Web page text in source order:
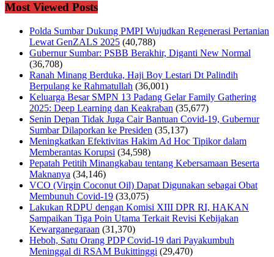
Most Viewed Posts
Polda Sumbar Dukung PMPI Wujudkan Regenerasi Pertanian
Lewat GenZALS 2025 (40,788)
Gubernur Sumbar: PSBB Berakhir, Diganti New Normal
(36,708)
Ranah Minang Berduka, Haji Boy Lestari Dt Palindih
Berpulang ke Rahmatullah (36,001)
Keluarga Besar SMPN 13 Padang Gelar Family Gathering
2025: Deep Learning dan Keakraban (35,677)
Senin Depan Tidak Juga Cair Bantuan Covid-19, Gubernur
Sumbar Dilaporkan ke Presiden (35,137)
Meningkatkan Efektivitas Hakim Ad Hoc Tipikor dalam
Memberantas Korupsi (34,598)
Pepatah Petitih Minangkabau tentang Kebersamaan Beserta
Maknanya (34,146)
VCO (Virgin Coconut Oil) Dapat Digunakan sebagai Obat
Membunuh Covid-19 (33,075)
Lakukan RDPU dengan Komisi XIII DPR RI, HAKAN
Sampaikan Tiga Poin Utama Terkait Revisi Kebijakan
Kewarganegaraan (31,370)
Heboh, Satu Orang PDP Covid-19 dari Payakumbuh
Meninggal di RSAM Bukittinggi (29,470)